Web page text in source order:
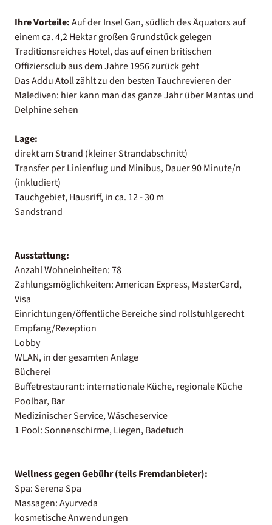
Ihre Vorteile:Auf der Insel Gan, südlich des Äquators auf
einem ca. 4,2 Hektar großen Grundstück gelegen
Traditionsreiches Hotel, das auf einen britischen
Offiziersclub aus dem Jahre 1956 zurück geht
Das Addu Atoll zählt zu den besten Tauchrevieren der
Malediven: hier kann man das ganze Jahr über Mantas und
Delphine sehen
Lage:
direkt am Strand (kleiner Strandabschnitt)
Transfer per Linienflug und Minibus, Dauer 90 Minute/n
(inkludiert)
Tauchgebiet, Hausriff, in ca. 12 - 30 m
Sandstrand
Ausstattung:
Anzahl Wohneinheiten: 78
Zahlungsmöglichkeiten: American Express, MasterCard,
Visa
Einrichtungen/öffentliche Bereiche sind rollstuhlgerecht
Empfang/Rezeption
Lobby
WLAN, in der gesamten Anlage
Bücherei
Buffetrestaurant: internationale Küche, regionale Küche
Poolbar, Bar
Medizinischer Service, Wäscheservice
1 Pool: Sonnenschirme, Liegen, Badetuch
Wellness gegen Gebühr (teils Fremdanbieter):
Spa: Serena Spa
Massagen: Ayurveda
kosmetische Anwendungen